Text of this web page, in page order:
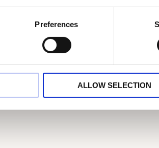
Preferences
ALLOW SELECTION